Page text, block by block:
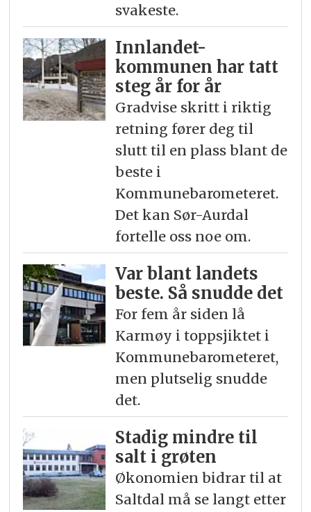
svakeste.
Innlandet-
kommunen har tatt
steg år for år
Gradvise skritt i riktig
retning fører deg til
slutt til en plass blant de
beste i
Kommunebarometeret.
Det kan Sør-Aurdal
fortelle oss noe om.
Var blant landets
beste. Så snudde det
For fem år siden lå
Karmøy i toppsjiktet i
Kommunebarometeret,
men plutselig snudde
det.
Stadig mindre til
salt i grøten
Økonomien bidrar til at
Saltdal må se langt etter